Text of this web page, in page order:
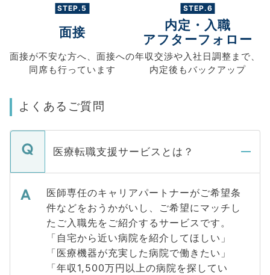
STEP.5
面接
面接が不安な方へ、 面接への
同席も行っています
STEP.6
内定・入職
アフターフォロー
年収交渉や入社日調整まで、
内定後もバックアップ
よくあるご質問
医療転職支援サービスとは？
医師専任のキャリアパートナーがご希望条
件などをおうかがいし、ご希望にマッチし
たご入職先をご紹介するサービスです。
「自宅から近い病院を紹介してほしい」
「医療機器が充実した病院で働きたい」
「年収1,500万円以上の病院を探してい